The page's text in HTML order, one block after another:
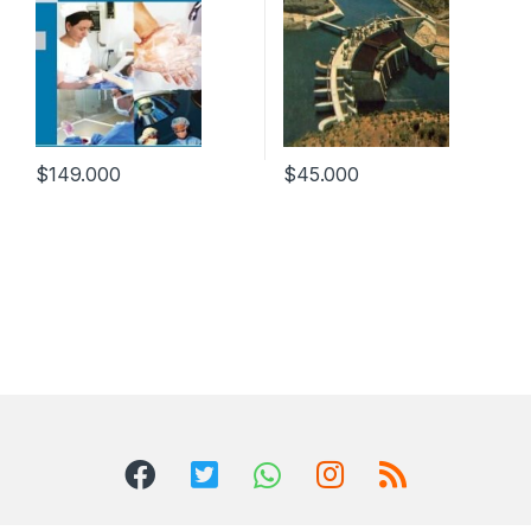
$149.000 $45.000